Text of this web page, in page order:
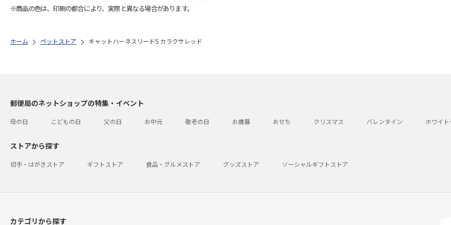
※商品の色は、印刷の都合により、実際と異なる場合があります。
ホーム ペットストア キャットハーネスリードS カラクサレッド
郵便局のネットショップの特集・イベント
母の日 こどもの日 父の日 お中元 敬老の日 お歳暮 おせち クリスマス バレンタイン ホワイ
ストアから探す
切手・はがきストア ギフトストア 食品・グルメストア グッズストア ソーシャルギフトストア
カテゴリから探す